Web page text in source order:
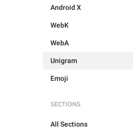
Android X
WebK
WebA
Unigram
Emoji
SECTIONS
All Sections